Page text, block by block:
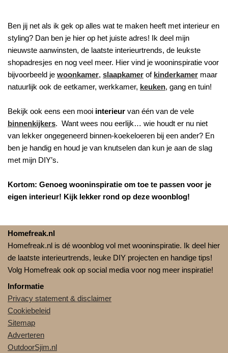
Ben jij net als ik gek op alles wat te maken heeft met interieur en
styling? Dan ben je hier op het juiste adres! Ik deel mijn
nieuwste aanwinsten, de laatste interieurtrends, de leukste
shopadresjes en nog veel meer. Hier vind je wooninspiratie voor
bijvoorbeeld je woonkamer, slaapkamer of kinderkamer maar
natuurlijk ook de eetkamer, werkkamer, keuken, gang en tuin!
Bekijk ook eens een mooi interieur van één van de vele
binnenkijkers. Want wees nou eerlijk… wie houdt er nu niet
van lekker ongegeneerd binnen-koekeloeren bij een ander? En
ben je handig en houd je van knutselen dan kun je aan de slag
met mijn DIY’s.
Kortom: Genoeg wooninspiratie om toe te passen voor je
eigen interieur! Kijk lekker rond op deze woonblog!
Homefreak.nl
Homefreak.nl is dé woonblog vol met wooninspiratie. Ik deel hier
de laatste interieurtrends, leuke DIY projecten en handige tips!
Volg Homefreak ook op social media voor nog meer inspiratie!
Informatie
Privacy statement & disclaimer
Cookiebeleid
Sitemap
Adverteren
OutdoorSjim.nl